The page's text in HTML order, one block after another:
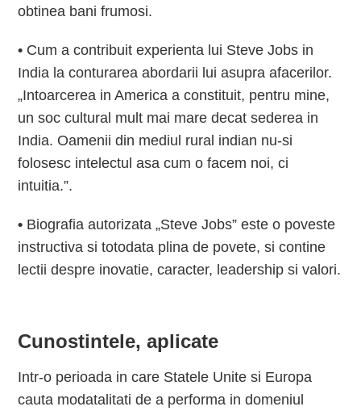
obtinea bani frumosi.
• Cum a contribuit experienta lui Steve Jobs in
India la conturarea abordarii lui asupra afacerilor.
„Intoarcerea in America a constituit, pentru mine,
un soc cultural mult mai mare decat sederea in
India. Oamenii din mediul rural indian nu-si
folosesc intelectul asa cum o facem noi, ci
intuitia.”.
• Biografia autorizata „Steve Jobs” este o poveste
instructiva si totodata plina de povete, si contine
lectii despre inovatie, caracter, leadership si valori.
Cunostintele, aplicate
Intr-o perioada in care Statele Unite si Europa
cauta modatalitati de a performa in domeniul